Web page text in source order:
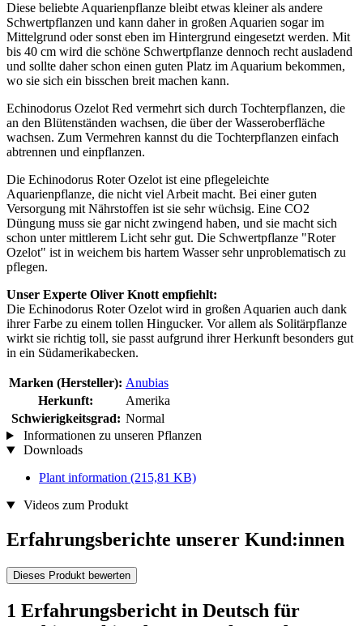
Diese beliebte Aquarienpflanze bleibt etwas kleiner als andere
Schwertpflanzen und kann daher in großen Aquarien sogar im
Mittelgrund oder sonst eben im Hintergrund eingesetzt werden. Mit
bis 40 cm wird die schöne Schwertpflanze dennoch recht ausladend
und sollte daher schon einen guten Platz im Aquarium bekommen,
wo sie sich ein bisschen breit machen kann.
Echinodorus Ozelot Red vermehrt sich durch Tochterpflanzen, die
an den Blütenständen wachsen, die über der Wasseroberfläche
wachsen. Zum Vermehren kannst du die Tochterpflanzen einfach
abtrennen und einpflanzen.
Die Echinodorus Roter Ozelot ist eine pflegeleichte
Aquarienpflanze, die nicht viel Arbeit macht. Bei einer guten
Versorgung mit Nährstoffen ist sie sehr wüchsig. Eine CO2
Düngung muss sie gar nicht zwingend haben, und sie macht sich
schon unter mittlerem Licht sehr gut. Die Schwertpflanze "Roter
Ozelot" ist in weichem bis hartem Wasser sehr unproblematisch zu
pflegen.
Unser Experte Oliver Knott empfiehlt:
Die Echinodorus Roter Ozelot wird in großen Aquarien auch dank
ihrer Farbe zu einem tollen Hingucker. Vor allem als Solitärpflanze
wirkt sie richtig toll, sie passt aufgrund ihrer Herkunft besonders gut
in ein Südamerikabecken.
Marken (Hersteller): Anubias
Herkunft:
Amerika
Schwierigkeitsgrad: Normal
Informationen zu unseren Pflanzen
Downloads
Plant information (215,81 KB)
Videos zum Produkt
Erfahrungsberichte unserer Kund:innen
Dieses Produkt bewerten
1 Erfahrungsbericht in Deutsch für